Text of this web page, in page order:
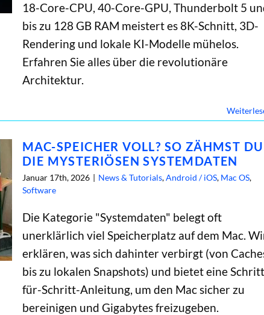
18-Core-CPU, 40-Core-GPU, Thunderbolt 5
bis zu 128 GB RAM meistert es 8K-Schnitt, 3D-
Rendering und lokale KI-Modelle mühelos.
Erfahren Sie alles über die revolutionäre
Architektur.
MAC-SPEICHER VOLL? SO ZÄHMST DU
DIE MYSTERIÖSEN SYSTEMDATEN
Januar 17th, 2026 | News & Tutorials,Android / iOS, Mac OS,
Software
Die Kategorie "Systemdaten" belegt oft
unerklärlich viel Speicherplatz auf dem Mac.
erklären, was sich dahinter verbirgt (von
bis zu lokalen Snapshots) und bietet eine
für-Schritt-Anleitung, um den Mac sicher zu
bereinigen und Gigabytes freizugeben.